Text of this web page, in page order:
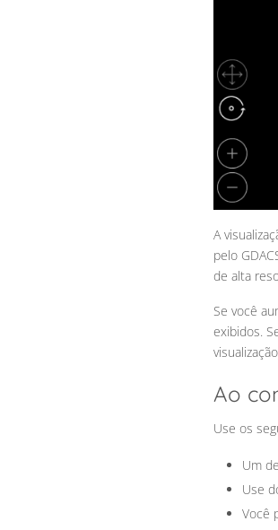
A
pelo
de alta
Se você
exibidos.
Ao
Use os
Um
Use
Você